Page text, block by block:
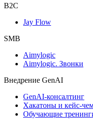
B2C
Jay Flow
SMB
Aimylogic
Aimylogic. Звонки
Внедрениe GenAI
GenAI-консалтинг
Хакатоны и кейс-
Обучающие